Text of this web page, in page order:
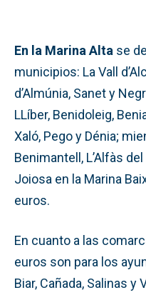
En la Marina Alta se
municipios: La Vall
d’Almúnia, Sanet y
LLíber, Benidoleig,
Xaló, Pego y Dénia;
Benimantell, L’Alfàs
Joiosa en la Marina
euros.
En cuanto a las
euros son para los
Biar, Cañada, Salinas